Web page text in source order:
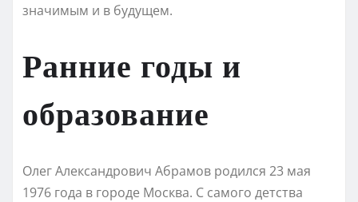
значимым и в будущем.
Ранние годы и
образование
Олег Александрович Абрамов родился 23 мая
1976 года в городе Москва. С самого детства